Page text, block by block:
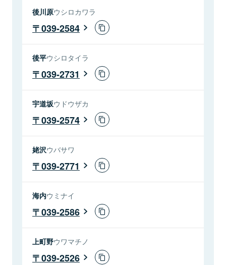
後川原ウシロカワラ
039-2584
後平ウシロタイラ
039-2731
宇道坂ウドウザカ
039-2574
姥沢ウバサワ
039-2771
海内ウミナイ
039-2586
上町野ウワマチノ
039-2526